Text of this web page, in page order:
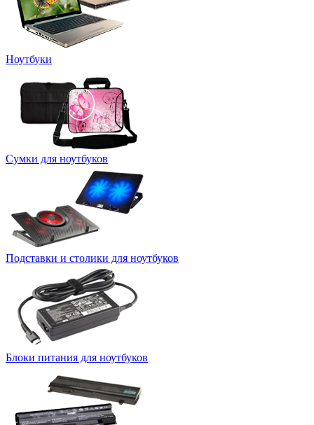
Ноутбуки
Сумки для ноутбуков
Подставки и столики для ноутбуков
Блоки питания для ноутбуков